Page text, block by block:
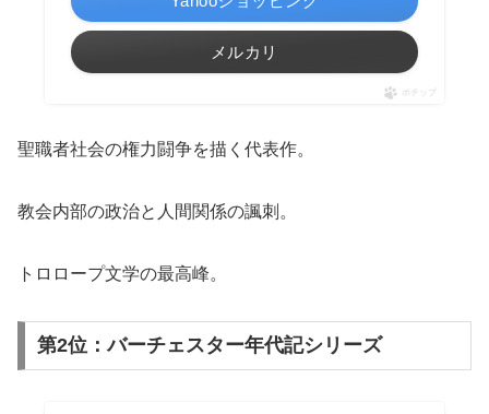
メルカリ
ポチップ
聖職者社会の権力闘争を描く代表作。
教会内部の政治と人間関係の諷刺。
トロロープ文学の最高峰。
第2位：バーチェスター年代記シリーズ